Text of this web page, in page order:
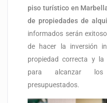
piso turístico en
de propiedades de
informados serán
de hacer la inversión
propiedad correcta y la
para alcanzar los
presupuestados.